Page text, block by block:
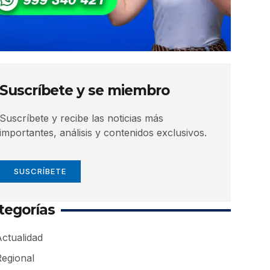
Suscríbete y se miembro
Suscríbete y recibe las noticias más
importantes, análisis y contenidos exclusivos.
SUSCRÍBETE